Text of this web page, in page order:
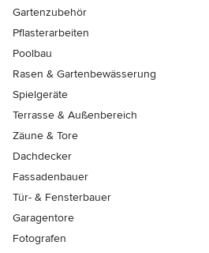
Gartenzubehör
Pflasterarbeiten
Poolbau
Rasen & Gartenbewässerung
Spielgeräte
Terrasse & Außenbereich
Zäune & Tore
Dachdecker
Fassadenbauer
Tür- & Fensterbauer
Garagentore
Fotografen